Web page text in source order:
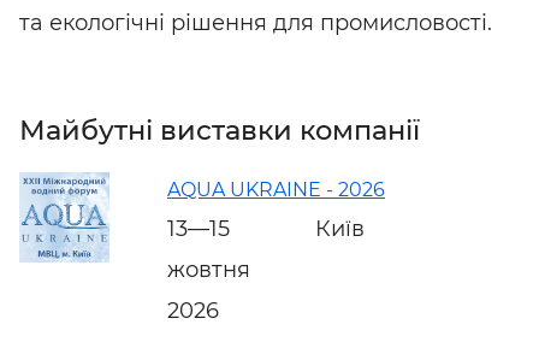
та екологічні рішення для промисловості.
Майбутні виставки компанії
AQUA UKRAINE - 2026
13—15
жовтня
2026
Київ